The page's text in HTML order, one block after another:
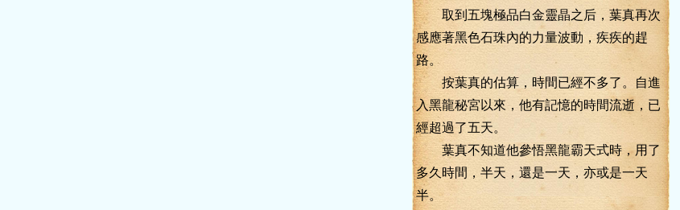
取到五塊極品白金靈晶之后，葉真再次
感應著黑色石珠內的力量波動，疾疾的趕
路。
按葉真的估算，時間已經不多了。自進
入黑龍秘宮以來，他有記憶的時間流逝，已
經超過了五天。
葉真不知道他參悟黑龍霸天式時，用了
多久時間，半天，還是一天，亦或是一天
半。